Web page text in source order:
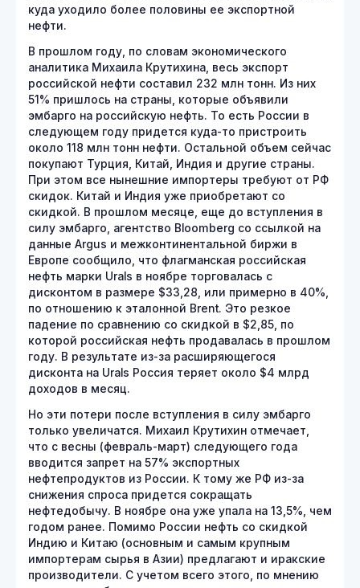
куда уходило более половины ее экспортной
нефти.
В прошлом году, по словам экономического
аналитика Михаила Крутихина, весь экспорт
российской нефти составил 232 млн тонн. Из них
51% пришлось на страны, которые объявили
эмбарго на российскую нефть. То есть России в
следующем году придется куда-то пристроить
около 118 млн тонн нефти. Остальной объем сейчас
покупают Турция, Китай, Индия и другие страны.
При этом все нынешние импортеры требуют от РФ
скидок. Китай и Индия уже приобретают со
скидкой. В прошлом месяце, еще до вступления в
силу эмбарго, агентство Bloomberg со ссылкой на
данные Argus и межконтинентальной биржи в
Европе сообщило, что флагманская российская
нефть марки Urals в ноябре торговалась с
дисконтом в размере $33,28, или примерно в 40%,
по отношению к эталонной Brent. Это резкое
падение по сравнению со скидкой в $2,85, по
которой российская нефть продавалась в прошлом
году. В результате из-за расширяющегося
дисконта на Urals Россия теряет около $4 млрд
доходов в месяц.
Но эти потери после вступления в силу эмбарго
только увеличатся. Михаил Крутихин отмечает,
что с весны (февраль-март) следующего года
вводится запрет на 57% экспортных
нефтепродуктов из России. К тому же РФ из-за
снижения спроса придется сокращать
нефтедобычу. В ноябре она уже упала на 13,5%, чем
годом ранее. Помимо России нефть со скидкой
Индию и Китаю (основным и самым крупным
импортерам сырья в Азии) предлагают и иракские
производители. С учетом всего этого, по мнению